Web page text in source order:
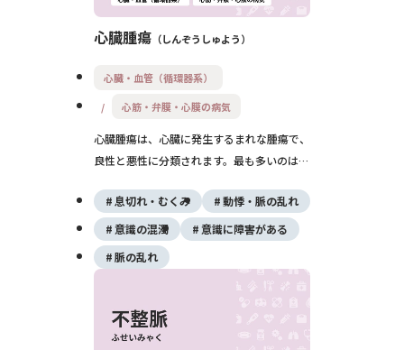
心臓腫瘍 しんぞうしゅよう
心臓・血管（循環器系）
心筋・弁膜・心膜の病気
心臓腫瘍は、心臓に発生するまれな腫瘍で、
良性と悪性に分類されます。最も多いのは左
障害の原因となります。症状は多様で、心エ
コー検査によって診断され、手術で治療され
ます。
息切れ・むくみ
動悸・脈の乱れ
意識の混濁
意識に障害がある
脈の乱れ